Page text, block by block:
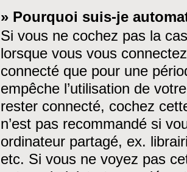
» Pourquoi suis-je
Si vous ne cochez pas la
lorsque vous vous
connecté que pour une
empêche l’utilisation de
rester connecté, cochez
n’est pas recommandé si
ordinateur partagé, ex.
etc. Si vous ne voyez pas